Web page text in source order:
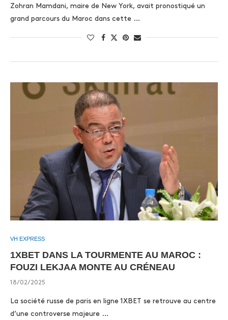
Zohran Mamdani, maire de New York, avait pronostiqué un
grand parcours du Maroc dans cette …
VH EXPRESS
1XBET DANS LA TOURMENTE AU MAROC :
FOUZI LEKJAA MONTE AU CRÉNEAU
18/02/2025
La société russe de paris en ligne 1XBET se retrouve au centre
d’une controverse majeure …